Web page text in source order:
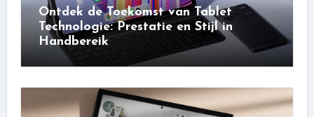
Ontdek de Toekomst van Tablet
Technologie: Prestatie en Stijl in
Handbereik